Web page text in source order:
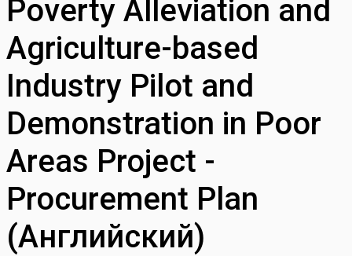
Poverty Alleviation and
Agriculture-based
Industry Pilot and
Demonstration in Poor
Areas Project -
Procurement Plan
(Английский)